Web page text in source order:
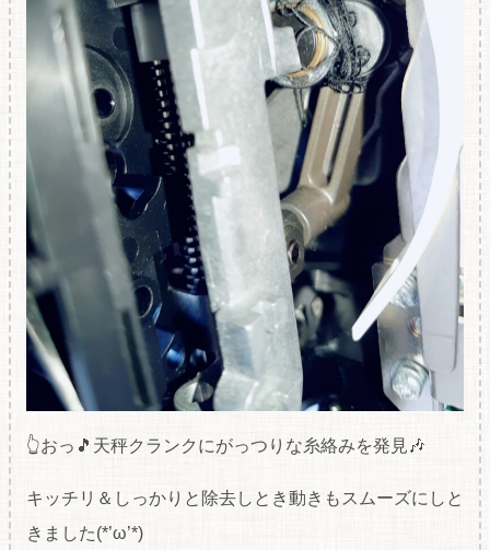
👆おっ🎵天秤クランクにがっつりな糸絡みを発見🎶
キッチリ＆しっかりと除去しとき動きもスムーズにしと
きました(*’ω’*)